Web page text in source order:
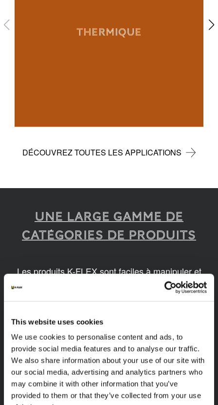
This website uses cookies
We use cookies to personalise content and ads, to
provide social media features and to analyse our traffic.
We also share information about your use of our site with
our social media, advertising and analytics partners who
may combine it with other information that you’ve
provided to them or that they’ve collected from your use
THERMIQUE
DÉCOUVREZ TOUTES LES APPLICATIONS
UNE LARGE GAMME DE
CATÉGORIES DE PRODUITS
Les produits K-FLEX sont faciles à manipuler et
assembler. Nos produits sont disponibles en
différentes dimensions et basés sur des
1/